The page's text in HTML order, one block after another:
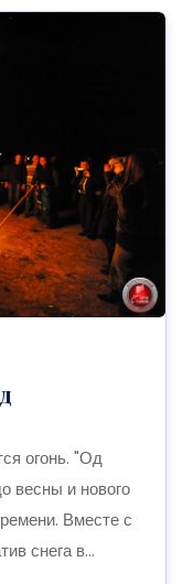
огонь. "Од
весны и нового
Вместе с
снега в...